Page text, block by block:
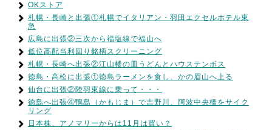
OKストア
札幌・長崎と出張①札幌でイタリアン・羽田エクセルホテル東
急
広島に出張②三次から福塩線で福山へ
低位高配当利回り銘柄スクリーニング
札幌・長崎へ出張②江山楼の皿うどんとハウステンボス
徳島・高松に出張①徳島ラーメンを食し、かの眉山へ上る
仙台に出張②陸羽東線に乗って・・・
徳島へ出張④鴨島（かもじま）で吉野川、阿波中央橋をサイク
リング
日本株、アノマリーからは11月は買い？